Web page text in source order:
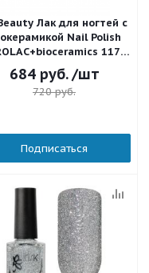
Лак для ногтей с
Nail Polish
117
Leeloo 12,5 мл.
684руб. /шт
720руб.
Подписаться